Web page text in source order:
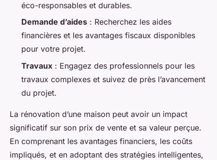
éco-responsables et durables.
Demande d’aides : Recherchez les aides
financières et les avantages fiscaux disponibles
pour votre projet.
Travaux : Engagez des professionnels pour les
travaux complexes et suivez de près l’avancement
du projet.
La rénovation d’une maison peut avoir un impact
significatif sur son prix de vente et sa valeur perçue.
En comprenant les avantages financiers, les coûts
impliqués, et en adoptant des stratégies intelligentes,